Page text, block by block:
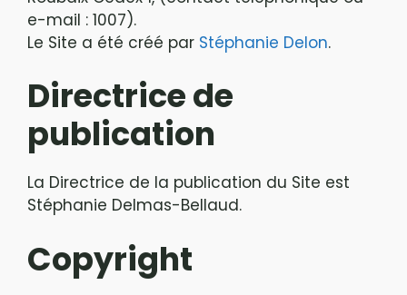
e-mail : 1007).
Le Site a été créé par Stéphanie Delon.
Directrice de
publication
La Directrice de la publication du Site est
Stéphanie Delmas-Bellaud.
Copyright